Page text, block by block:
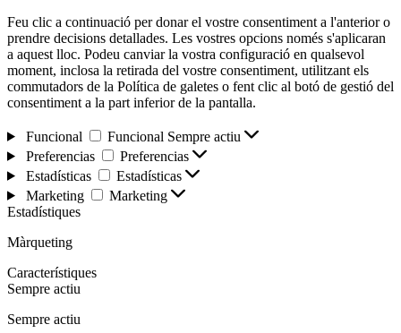
Feu clic a continuació per donar el vostre consentiment a l'anterior o
prendre decisions detallades. Les vostres opcions només s'aplicaran
a aquest lloc. Podeu canviar la vostra configuració en qualsevol
moment, inclosa la retirada del vostre consentiment, utilitzant els
commutadors de la Política de galetes o fent clic al botó de gestió del
consentiment a la part inferior de la pantalla.
Funcional Funcional Sempre actiu
Preferencias
Preferencias
Estadísticas
Estadísticas
Marketing
Marketing
Estadístiques
Màrqueting
Característiques
Sempre actiu
Sempre actiu